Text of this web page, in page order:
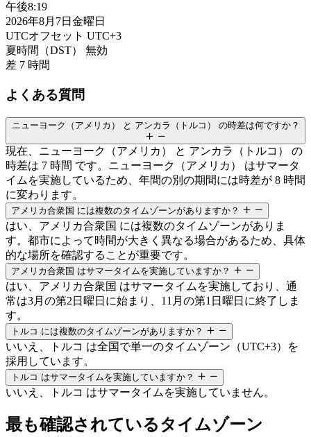
午後8:19
2026年8月7日金曜日
UTCオフセット UTC+3
夏時間（DST）
無効
差 7 時間
よくある質問
ニューヨーク（アメリカ） と アンカラ（トルコ） の時差は何ですか？
現在、ニューヨーク（アメリカ） と アンカラ（トルコ） の
時差は 7 時間 です。ニューヨーク（アメリカ） はサマータ
イムを実施しているため、年間の別の期間には時差が 8 時間
に変わります。
アメリカ合衆国 には複数のタイムゾーンがありますか？
はい、アメリカ合衆国 には複数のタイムゾーンがありま
す。都市によって時間が大きく異なる場合があるため、具体
的な場所を確認することが重要です。
アメリカ合衆国 はサマータイムを実施していますか？
はい、アメリカ合衆国 はサマータイムを実施しており、通
常は3月の第2日曜日に始まり、11月の第1日曜日に終了しま
す。
トルコ には複数のタイムゾーンがありますか？
いいえ、トルコ は全国で単一のタイムゾーン（UTC+3）を
採用しています。
トルコ はサマータイムを実施していますか？
いいえ、トルコ はサマータイムを実施していません。
最も確認されているタイムゾーン